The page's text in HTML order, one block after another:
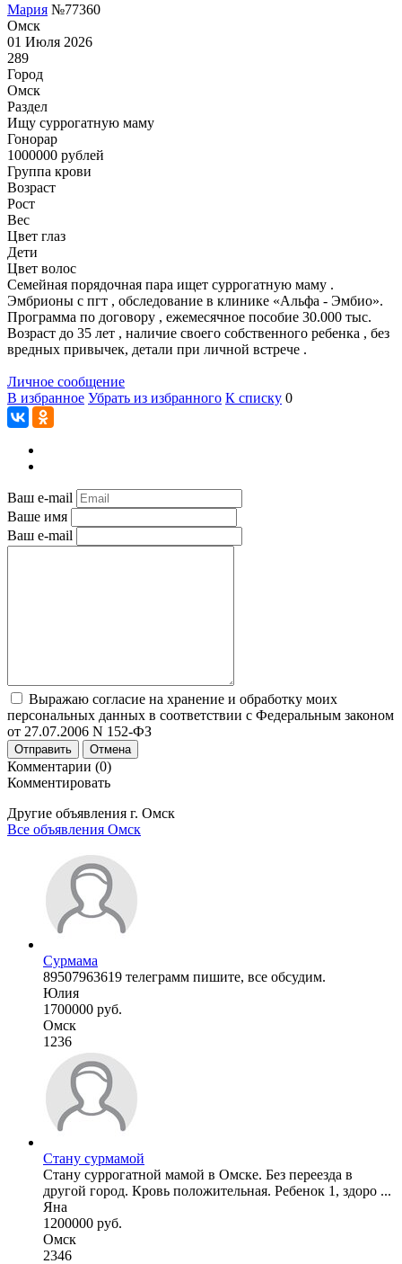
Мария №77360
Омск
01 Июля 2026
289
Город
Омск
Раздел
Ищу суррогатную маму
Гонoрар
1000000 рублей
Группа крови
Возраст
Рост
Вес
Цвет глаз
Дети
Цвет волос
Семейная порядочная пара ищет суррогатную маму .
Эмбрионы с пгт , обследование в клинике «Альфа - Эмбио».
Программа по договору , ежемесячное пособие 30.000 тыс.
Возраст до 35 лет , наличие своего собственного ребенка , без
вредных привычек, детали при личной встрече .
Личное сообщение
В избранное Убрать из избранного К списку 0
Ваш e-mail
Ваше имя
Ваш e-mail
Выражаю согласие на хранение и обработку моих
персональных данных в соответствии с Федеральным законом
от 27.07.2006 N 152-ФЗ
Отправить Отмена
Комментарии (0)
Комментировать
Другие объявления г. Омск
Все объявления Омск
Сурмама
89507963619 телеграмм пишите, все обсудим.
Юлия
1700000 руб.
Омск
1236
Стану сурмамой
Стану суррогатной мамой в Омске. Без переезда в
другой город. Кровь положительная. Ребенок 1, здоро ...
Яна
1200000 руб.
Омск
2346